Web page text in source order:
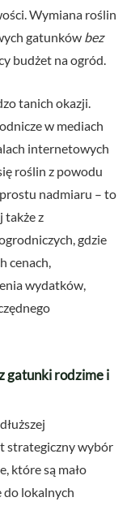
Wymiana roślin
gatunków bez
budżet na ogród.
tanich okazji.
w mediach
internetowych
roślin z powodu
nadmiaru – to
także z
gdzie
cenach,
wydatków,
gatunki rodzime i
strategiczny wybór
które są mało
do lokalnych